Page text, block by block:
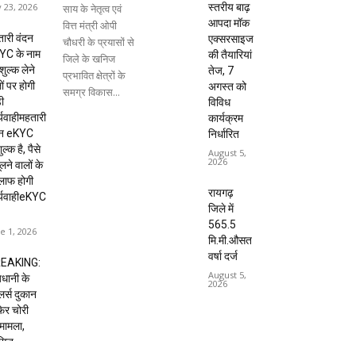
23, 2026
वंदन
के नाम
लेने
पर होगी
eKYC
है, पैसे
वालों के
होगी
1, 2026
के
दुकान
चोरी
साय के नेतृत्व एवं
वित्त मंत्री ओपी
चौधरी के प्रयासों से
जिले के खनिज
प्रभावित क्षेत्रों के
समग्र विकास...
स्तरीय बाढ़
आपदा मॉक
एक्सरसाइज
की तैयारियां
तेज, 7
अगस्त को
विविध
कार्यक्रम
निर्धारित
August 5,
2026
रायगढ़
जिले में
565.5
मि.मी.औसत
वर्षा दर्ज
August 5,
2026